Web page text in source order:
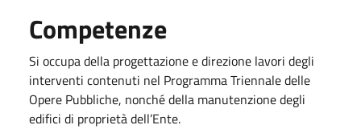
Competenze
Si occupa della progettazione e direzione lavori degli
interventi contenuti nel Programma Triennale delle
Opere Pubbliche, nonché della manutenzione degli
edifici di proprietà dell’Ente.